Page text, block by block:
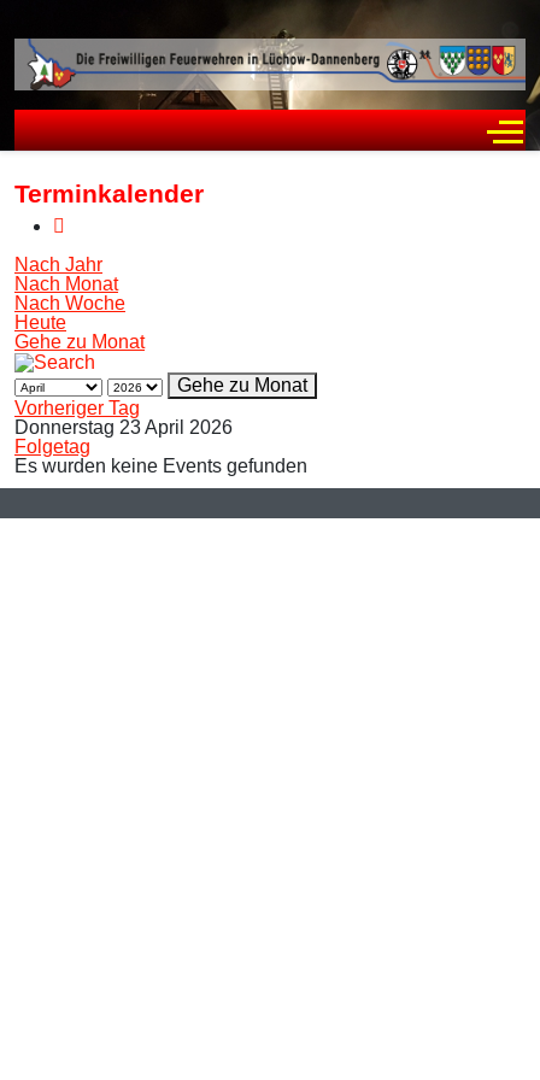
Terminkalender
Nach Jahr
Nach Monat
Nach Woche
Heute
Gehe zu Monat
Gehe zu Monat
Vorheriger Tag
Donnerstag 23 April 2026
Folgetag
Es wurden keine Events gefunden